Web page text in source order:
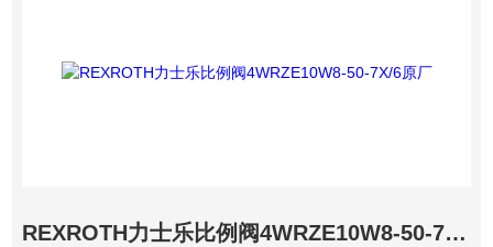
REXROTH力士乐比例阀4WRZE10W8-50-7X/6原厂